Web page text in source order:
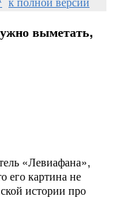
выметать,
«Левиафана»,
его картина не
истории про